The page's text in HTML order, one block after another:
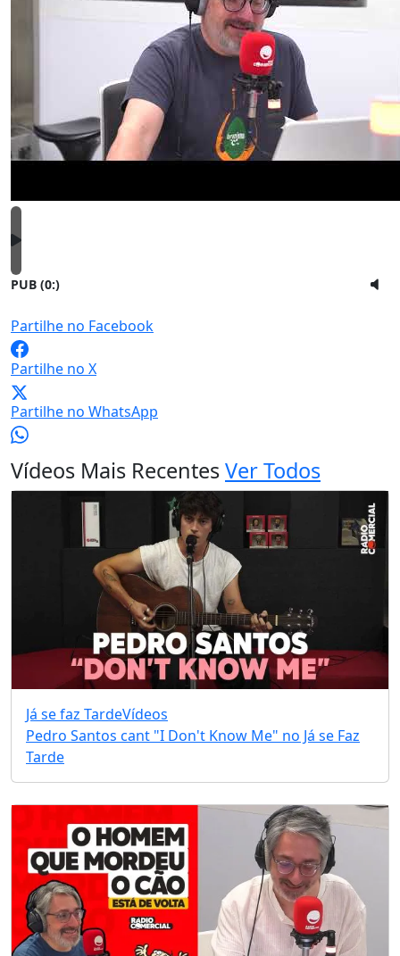
PUB (0:)
Partilhe no Facebook
Partilhe no X
Partilhe no WhatsApp
Vídeos Mais RecentesVer Todos
Já se faz TardeVídeos
Pedro Santos cant "I Don't Know Me" no Já se Faz
Tarde